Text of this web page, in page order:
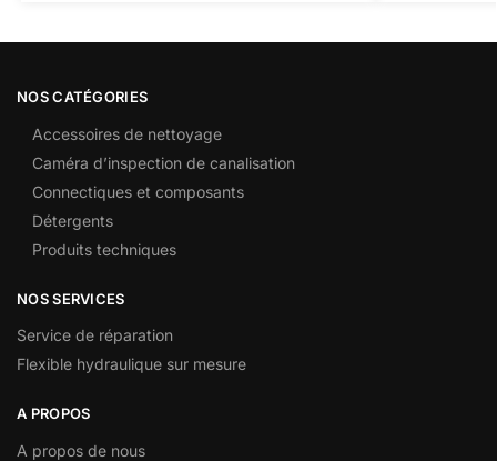
NOS CATÉGORIES
Accessoires de nettoyage
Caméra d’inspection de canalisation
Connectiques et composants
Détergents
Produits techniques
NOS SERVICES
Service de réparation
Flexible hydraulique sur mesure
A PROPOS
A propos de nous